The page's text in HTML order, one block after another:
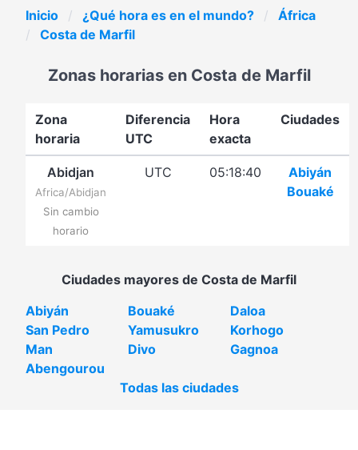
Inicio ¿Qué hora es en el mundo?
África
Costa de Marfil
Zonas horarias en Costa de Marfil
Zona
horaria
Diferencia
UTC
Hora
exacta
Ciudades
Abidjan
Africa/Abidjan
Sin cambio
horario
UTC 05:18:40
Abiyán
Bouaké
Ciudades mayores de Costa de Marfil
Abiyán
Bouaké
Daloa
San Pedro
Yamusukro
Korhogo
Man
Divo
Gagnoa
Abengourou
Todas las ciudades